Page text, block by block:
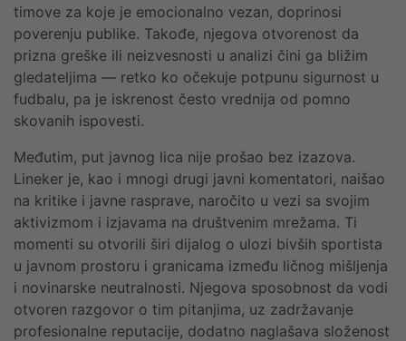
timove za koje je emocionalno vezan, doprinosi
poverenju publike. Takođe, njegova otvorenost da
prizna greške ili neizvesnosti u analizi čini ga bližim
gledateljima — retko ko očekuje potpunu sigurnost u
fudbalu, pa je iskrenost često vrednija od pomno
skovanih ispovesti.
Međutim, put javnog lica nije prošao bez izazova.
Lineker je, kao i mnogi drugi javni komentatori, naišao
na kritikе i javne rasprave, naročito u vezi sa svojim
aktivizmom i izjavama na društvenim mrežama. Ti
momenti su otvorili širi dijalog o ulozi bivših sportista
u javnom prostoru i granicama između ličnog mišljenja
i novinarske neutralnosti. Njegova sposobnost da vodi
otvoren razgovor o tim pitanjima, uz zadržavanje
profesionalne reputacije, dodatno naglašava složenost